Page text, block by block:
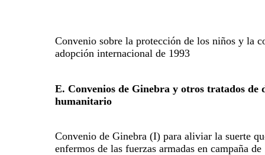
Convenio sobre la protección de los niños y la
adopción internacional de 1993
E. Convenios de Ginebra y otros tratados de
humanitario
Convenio de Ginebra (I) para aliviar la suerte
enfermos de las fuerzas armadas en campaña de